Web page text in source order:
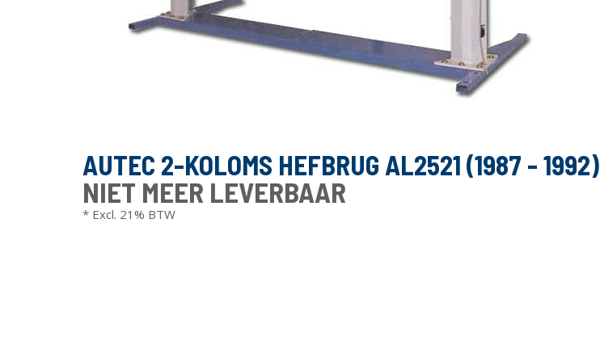
AUTEC 2-KOLOMS HEFBRUG AL2521 (1987 - 1992)
NIET MEER LEVERBAAR
* Excl. 21% BTW